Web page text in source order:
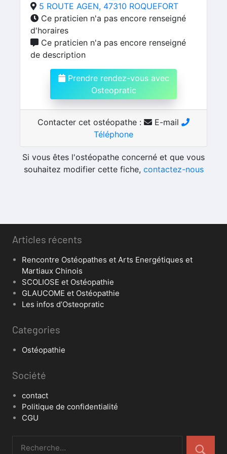
5 ROUTE AGEN, 47310 ROQUEFORT
Ce praticien n'a pas encore renseigné
d'horaires
Ce praticien n'a pas encore renseigné
de description
Prendre rendez-vous avec
Osteopratic
Contacter cet ostéopathe :
E-mail
Téléphone
Si vous êtes l'ostéopathe concerné et que vous
souhaitez modifier cette fiche, contactez-nous
Articles récents
Rencontre Ostéopathes et Arts Energétiques et
Martiaux Chinois
SCOLIOSE et Ostéopathie
GLAUCOME et Ostéopathie
Les infos d’Osteopratic
Categories
Ostéopathie
Société
contact
Politique de confidentialité
CGU